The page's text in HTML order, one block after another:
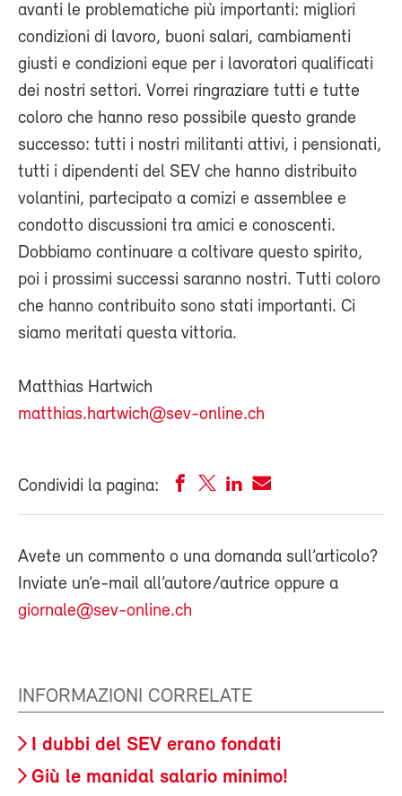
avanti le problematiche più importanti: migliori
condizioni di lavoro, buoni salari, cambiamenti
giusti e condizioni eque per i lavoratori qualificati
dei nostri settori. Vorrei ringraziare tutti e tutte
coloro che hanno reso possibile questo grande
successo: tutti i nostri militanti attivi, i pensionati,
tutti i dipendenti del SEV che hanno distribuito
volantini, partecipato a comizi e assemblee e
condotto discussioni tra amici e conoscenti.
Dobbiamo continuare a coltivare questo spirito,
poi i prossimi successi saranno nostri. Tutti coloro
che hanno contribuito sono stati importanti. Ci
siamo meritati questa vittoria.
Matthias Hartwich
matthias.hartwich@sev-online.ch
Condividi la pagina:
Avete un commento o una domanda sull’articolo?
Inviate un’e-mail all’autore/autrice oppure a
giornale@sev-online.ch
INFORMAZIONI CORRELATE
I dubbi del SEV erano fondati
Giù le manidal salario minimo!